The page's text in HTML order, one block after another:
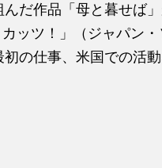
だ作品「母と暮せば
ッツ！」（ジャパン
の仕事、米国での活